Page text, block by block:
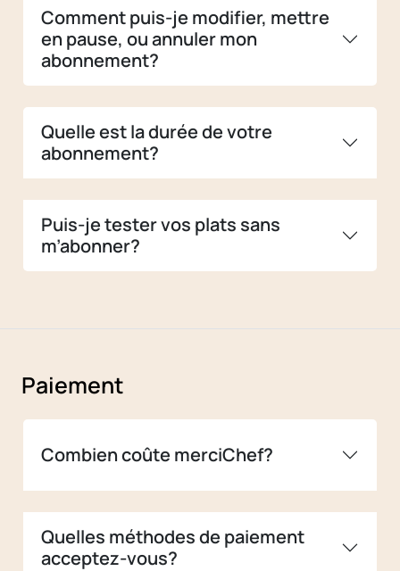
Comment puis-je modifier, mettre
en pause, ou annuler mon
abonnement?
Quelle est la durée de votre
abonnement?
Puis-je tester vos plats sans
m’abonner?
Paiement
Combien coûte merciChef?
Quelles méthodes de paiement
acceptez-vous?